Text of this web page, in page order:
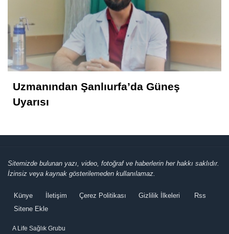
Adanmış bir hayat: Neşet Hoca
Naci Hanpolat
Türkiye-Suudi Arabistan-Pakistan Üçlü
Anlaşmasının Hedefi Kim: İran mı, İsrail
mi?
Uzmanından Şanlıurfa’da Güneş
Uyarısı
Sitemizde bulunan yazı, video, fotoğraf ve haberlerin her hakkı saklıdır.
İzinsiz veya kaynak gösterilemeden kullanılamaz.
Künye İletişim Çerez Politikası Gizlilik İlkeleri
Rss
Sitene Ekle
A Life Sağlık Grubu